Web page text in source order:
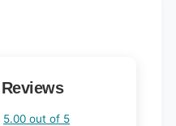
5.00 out of 5